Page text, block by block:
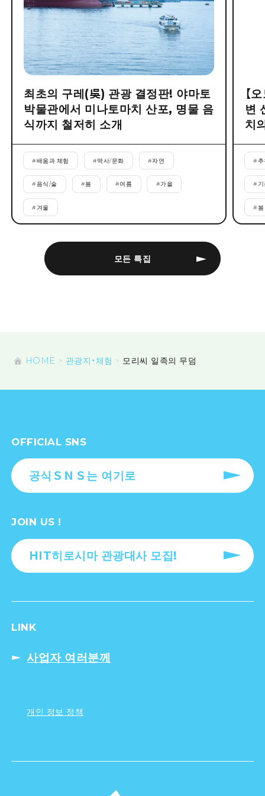
모든 특집
최초의 구레(吳) 관광 결정판! 야마토
박물관에서 미나토마치 산포, 명물 음
식까지 철저히 소개
#배움과 체험 #역사/문화 #자연
#음식/술 #봄 #여름 #가을
# 겨울
【
변
치
#
#
#봄
HOME 관광지・체험 모리씨 일족의 무덤
OFFICIAL SNS
공식ＳＮＳ는 여기로
JOIN US !
HIT히로시마 관광대사 모집!
LINK
사업자 여러분께
개인 정보 정책